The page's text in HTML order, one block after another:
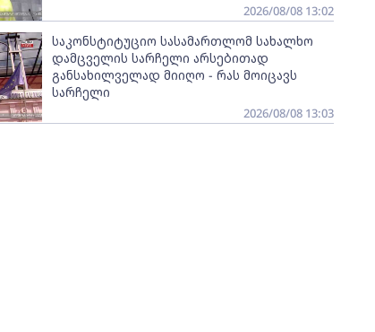
2026/08/08 13:02
საკონსტიტუციო სასამართლომ სახალხო
დამცველის სარჩელი არსებითად
განსახილველად მიიღო - რას მოიცავს
სარჩელი
2026/08/08 13:03